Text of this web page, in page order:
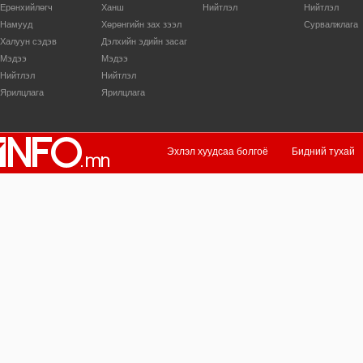
Ерөнхийлөгч
Намууд
Халуун сэдэв
Мэдээ
Нийтлэл
Ярилцлага
Ханш
Хөрөнгийн зах зээл
Дэлхийн эдийн засаг
Мэдээ
Нийтлэл
Ярилцлага
Нийтлэл
Нийтлэл
Сурвалжлага
Эхлэл хуудсаа болгоё Бидний тухай